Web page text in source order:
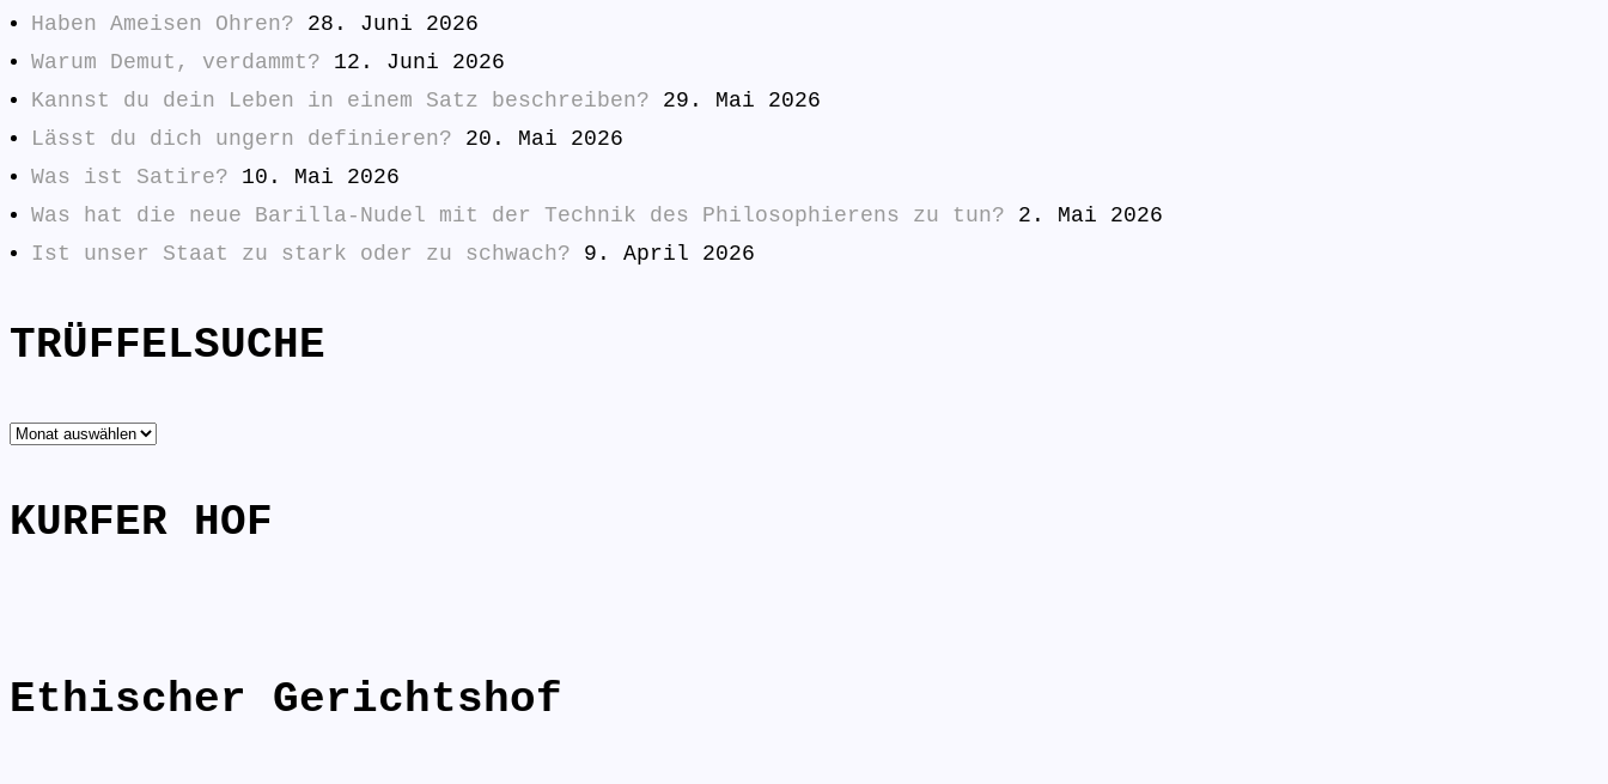
Haben Ameisen Ohren?
28. Juni 2026
Warum Demut, verdammt?
12. Juni 2026
Kannst du dein Leben in einem Satz beschreiben?
29. Mai 2026
Lässt du dich ungern definieren?
20. Mai 2026
Was ist Satire?
10. Mai 2026
Was hat die neue Barilla-Nudel mit der Technik des Philosophierens zu tun?
2. Mai 2026
Ist unser Staat zu stark oder zu schwach?
9. April 2026
TRÜFFELSUCHE
TRÜFFELSUCHE
KURFER HOF
Ethischer Gerichtshof